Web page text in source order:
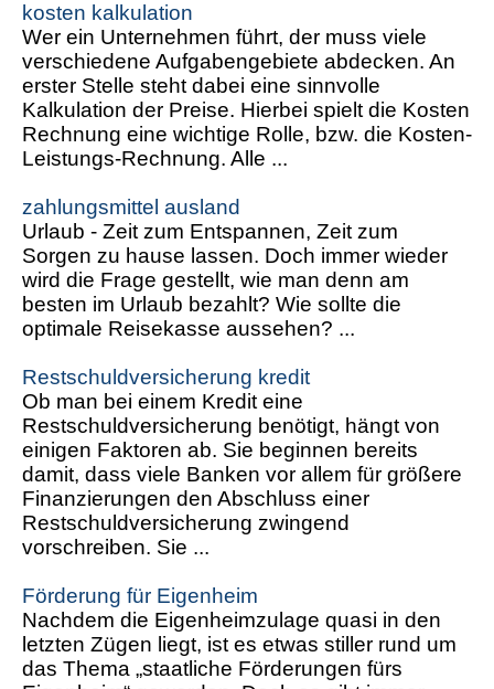
kosten kalkulation
Wer ein Unternehmen führt, der muss viele
verschiedene Aufgabengebiete abdecken. An
erster Stelle steht dabei eine sinnvolle
Kalkulation der Preise. Hierbei spielt die Kosten
Rechnung eine wichtige Rolle, bzw. die Kosten-
Leistungs-Rechnung. Alle ...
zahlungsmittel ausland
Urlaub - Zeit zum Entspannen, Zeit zum
Sorgen zu hause lassen. Doch immer wieder
wird die Frage gestellt, wie man denn am
besten im Urlaub bezahlt? Wie sollte die
optimale Reisekasse aussehen? ...
Restschuldversicherung kredit
Ob man bei einem Kredit eine
Restschuldversicherung benötigt, hängt von
einigen Faktoren ab. Sie beginnen bereits
damit, dass viele Banken vor allem für größere
Finanzierungen den Abschluss einer
Restschuldversicherung zwingend
vorschreiben. Sie ...
Förderung für Eigenheim
Nachdem die Eigenheimzulage quasi in den
letzten Zügen liegt, ist es etwas stiller rund um
das Thema „staatliche Förderungen fürs